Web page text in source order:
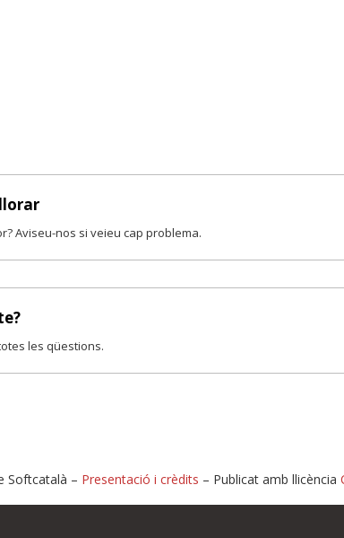
Aviseu-nos si veieu cap problema.
les qüestions.
Softcatalà – Presentació i crèdits – Publicat amb llicència